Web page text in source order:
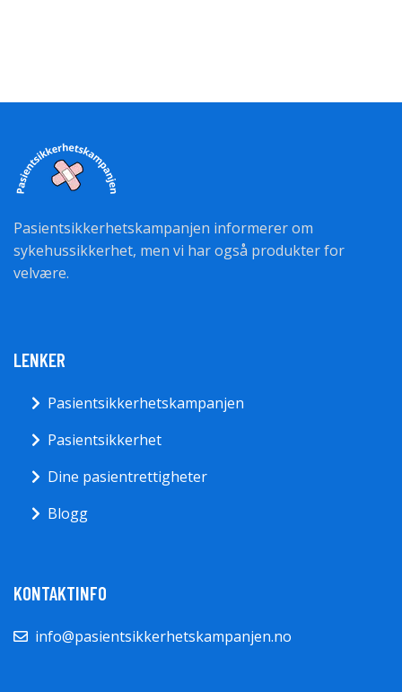
Pasientsikkerhetskampanjen informerer om
sykehussikkerhet, men vi har også produkter for
velvære.
LENKER
Pasientsikkerhetskampanjen
Pasientsikkerhet
Dine pasientrettigheter
Blogg
KONTAKTINFO
info@pasientsikkerhetskampanjen.no